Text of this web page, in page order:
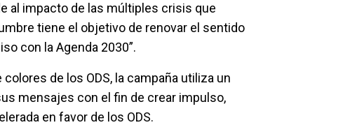
al impacto de las múltiples crisis que
tiene el objetivo de renovar el sentido
con la Agenda 2030”.
de los ODS, la campaña utiliza un
mensajes con el fin de crear impulso,
en favor de los ODS.